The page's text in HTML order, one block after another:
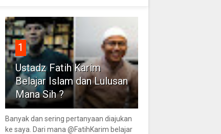
1
Ustadz Fatih Karim
Belajar Islam dan Lulusan
Mana Sih ?
Banyak dan sering pertanyaan diajukan
ke saya. Dari mana @FatihKarim belajar